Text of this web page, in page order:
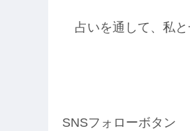
占いを通して、私
SNSフォローボタン